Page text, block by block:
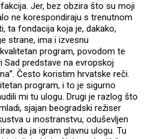
Jer, bez obzira što su moji
ne korespondiraju s trenutnom
ta fondacija koja je, dakako,
strane, ima i izvesnu
program, povodom te
Sad predstave na evropskoj
Često koristim hrvatske reči.
program, i to je sigurno
mi tu ulogu. Drugi je razlog što
sjajan beogradski režiser
u inostranstvu, oduševljen
da ja igram glavnu ulogu. Tu